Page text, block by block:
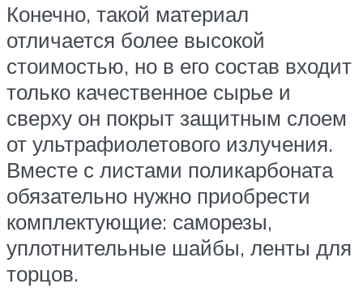
Конечно, такой материал
отличается более высокой
стоимостью, но в его состав входит
только качественное сырье и
сверху он покрыт защитным слоем
от ультрафиолетового излучения.
Вместе с листами поликарбоната
обязательно нужно приобрести
комплектующие: саморезы,
уплотнительные шайбы, ленты для
торцов.